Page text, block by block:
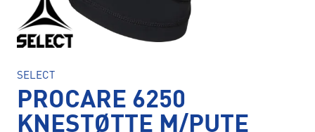
SELECT
PROCARE 6250
KNESTØTTE M/PUTE